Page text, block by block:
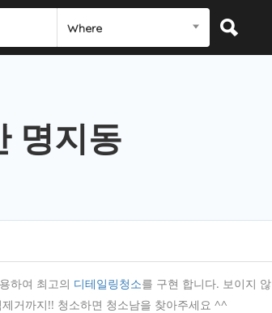
Where
명지동
하여 최고의 디테일링청소를 구현 합니다. 보이지 않
거까지!! 청소하면 청소남을 찾아주세요 ^^